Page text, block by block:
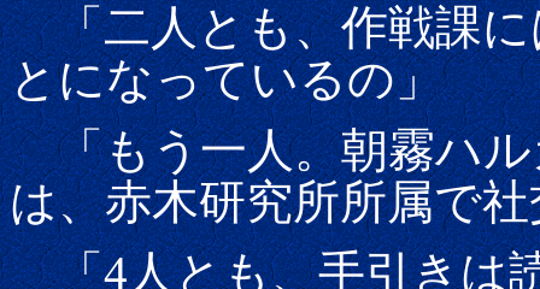
「二人とも、作戦課に
とになっているの」
「もう一人。朝霧ハル
は、赤木研究所所属で
「4人とも、手引きは